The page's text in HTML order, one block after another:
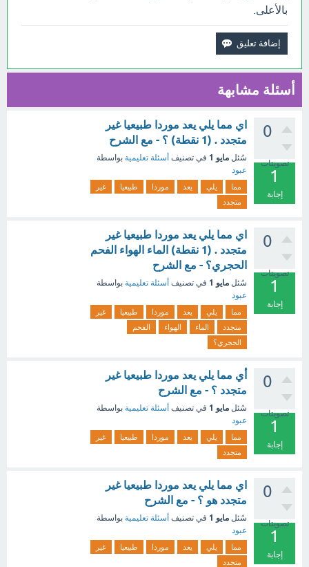
بالأعلى.
أسئلة مشابهة
0
تصويتات
1
إجابة
اي مما يلي يعد موردا طبيعيا غير
متجدد . (1 نقطة) ؟ - مع الشرح
سُئل مايو 1 في تصنيف أسئلة تعليمية بواسطة
عبود
مما يلي يعد موردا طبيعيا
غير
متجدد
0
تصويتات
1
إجابة
اي مما يلي يعد موردا طبيعيا غير
متجدد . (1 نقطة) الماء الهواء الفحم
الحجري؟ - مع الشرح
سُئل مايو 1 في تصنيف أسئلة تعليمية بواسطة
عبود
مما يلي يعد موردا طبيعيا
غير
متجدد
الماء الهواء
الفحم
الحجري؟
0
تصويتات
1
إجابة
أي مما يلي يعد موردا طبيعيا غير
متجدد ؟ - مع الشرح
سُئل مايو 1 في تصنيف أسئلة تعليمية بواسطة
عبود
مما يلي يعد موردا طبيعيا
غير
متجدد
0
تصويتات
1
إجابة
اي مما يلي يعد موردا طبيعيا غير
متجدد هو ؟ - مع الشرح
سُئل مايو 1 في تصنيف أسئلة تعليمية بواسطة
عبود
مما يلي يعد موردا طبيعيا
غير
متجدد